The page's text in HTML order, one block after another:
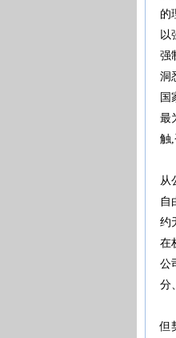
的
以
强
洞
国
最
触
从
自
约
在
公
分
但